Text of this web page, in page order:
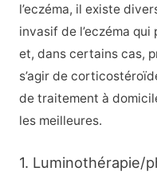
l’eczéma, il existe
invasif de l’eczéma
et, dans certains cas,
s’agir de
de traitement à
les meilleures.
1. Luminothérapie/